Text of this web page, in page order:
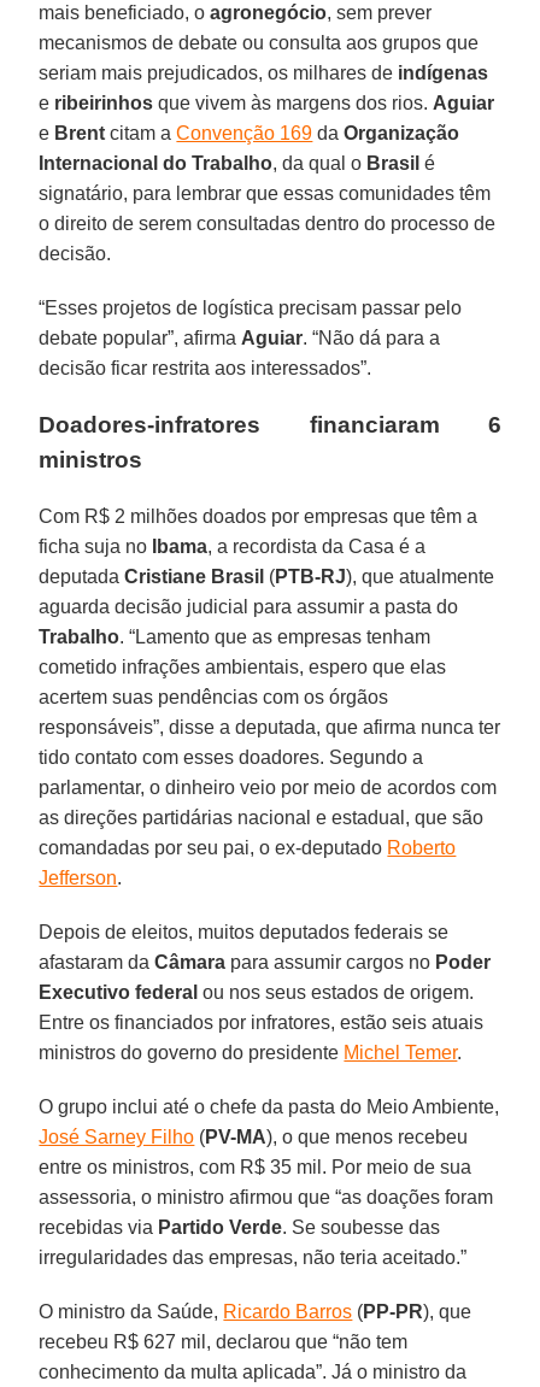
mais beneficiado, oagronegócio, sem prever
mecanismos de debate ou consulta aos grupos que
seriam mais prejudicados, os milhares de indígenas
e ribeirinhos que vivem às margens dos rios. Aguiar
e Brent citam aConvenção 169 daOrganização
Internacional do Trabalho, da qual o Brasil é
signatário, para lembrar que essas comunidades têm
o direito de serem consultadas dentro do processo de
decisão.
“Esses projetos de logística precisam passar pelo
debate popular”, afirma Aguiar. “Não dá para a
decisão ficar restrita aos interessados”.
Doadores-infratores financiaram 6
ministros
Com R$ 2 milhões doados por empresas que têm a
ficha suja no
Ibama, a recordista da Casa é a
deputadaCristiane Brasil (PTB-RJ), que atualmente
aguarda decisão judicial para assumir a pasta do
Trabalho. “Lamento que as empresas tenham
cometido infrações ambientais, espero que elas
acertem suas pendências com os órgãos
responsáveis”, disse a deputada, que afirma nunca ter
tido contato com esses doadores. Segundo a
parlamentar, o dinheiro veio por meio de acordos com
as direções partidárias nacional e estadual, que são
comandadas por seu pai, o ex-deputado Roberto
Jefferson.
Depois de eleitos, muitos deputados federais se
afastaram daCâmara para assumir cargos no Poder
Executivo federal ou nos seus estados de origem.
Entre os financiados por infratores, estão seis atuais
ministros do governo do presidente Michel Temer.
O grupo inclui até o chefe da pasta do Meio Ambiente,
José Sarney Filho (PV-MA), o que menos recebeu
entre os ministros, com R$ 35 mil. Por meio de sua
assessoria, o ministro afirmou que “as doações foram
recebidas via Partido Verde. Se soubesse das
irregularidades das empresas, não teria aceitado.”
O ministro da Saúde, Ricardo Barros (PP-PR), que
recebeu R$ 627 mil, declarou que “não tem
conhecimento da multa aplicada”. Já o ministro da